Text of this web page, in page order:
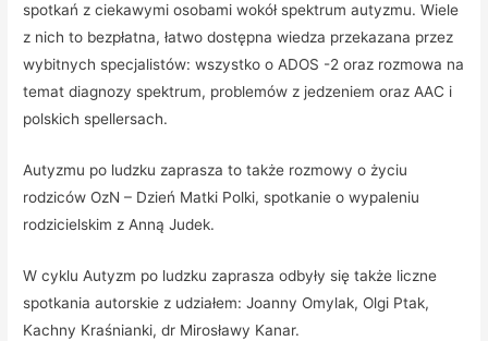
spotkań z ciekawymi osobami wokół spektrum autyzmu. Wiele
z nich to bezpłatna, łatwo dostępna wiedza przekazana przez
wybitnych specjalistów: wszystko o ADOS -2 oraz rozmowa na
temat diagnozy spektrum, problemów z jedzeniem oraz AAC i
polskich spellersach.
Autyzmu po ludzku zaprasza to także rozmowy o życiu
rodziców OzN – Dzień Matki Polki, spotkanie o wypaleniu
rodzicielskim z Anną Judek.
W cyklu Autyzm po ludzku zaprasza odbyły się także liczne
spotkania autorskie z udziałem: Joanny Omylak, Olgi Ptak,
Kachny Kraśnianki, dr Mirosławy Kanar.